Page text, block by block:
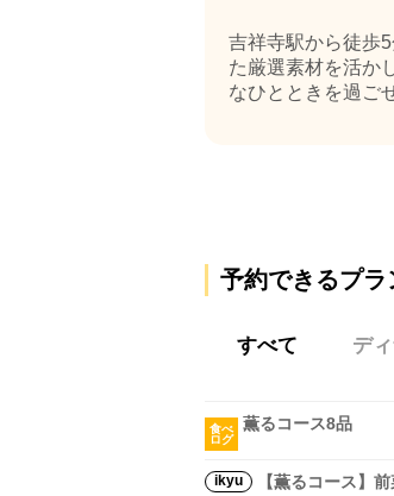
吉祥寺駅から徒歩
た厳選素材を活か
なひとときを過ご
予約できるプラ
すべて
食べ
ログ
薫るコース8品
ikyu 【薫るコース】
デ